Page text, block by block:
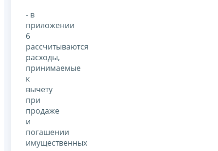
- в
приложении
6
рассчитываются
расходы,
принимаемые
к
вычету
при
продаже
и
погашении
имущественных